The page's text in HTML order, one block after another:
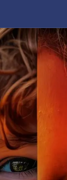
propos de nous